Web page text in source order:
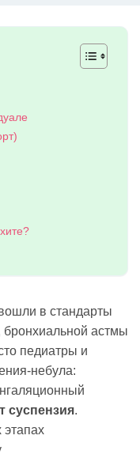
в стандарты
бронхиальной астмы
педиатры и
небула:
суспензия.